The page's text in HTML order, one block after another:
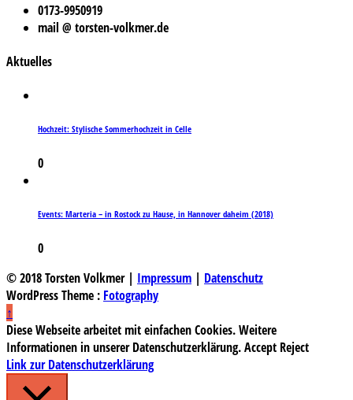
0173-9950919
mail @ torsten-volkmer.de
Aktuelles
Hochzeit: Stylische Sommerhochzeit in Celle
0
Events: Marteria – in Rostock zu Hause, in Hannover daheim (2018)
0
© 2018 Torsten Volkmer | Impressum | Datenschutz
WordPress Theme : Fotography
↑
Diese Webseite arbeitet mit einfachen Cookies. Weitere
Informationen in unserer Datenschutzerklärung.Accept Reject
Link zur Datenschutzerklärung